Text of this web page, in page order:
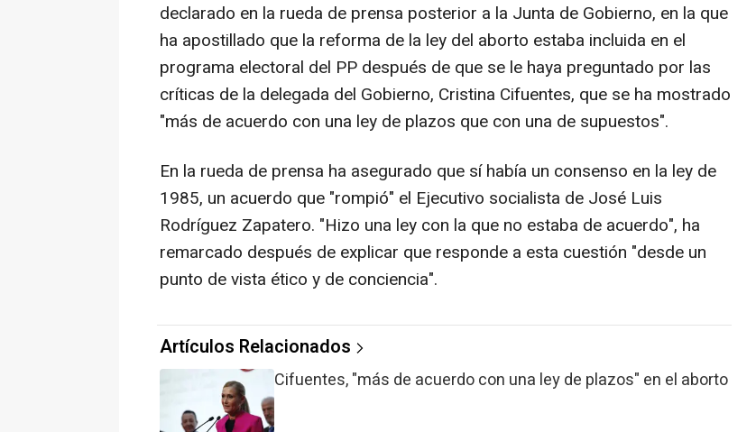
declarado en la rueda de prensa posterior a la Junta de Gobierno, en la que
ha apostillado que la reforma de la ley del aborto estaba incluida en el
programa electoral del PP después de que se le haya preguntado por las
críticas de la delegada del Gobierno, Cristina Cifuentes, que se ha mostrado
"más de acuerdo con una ley de plazos que con una de supuestos".
En la rueda de prensa ha asegurado que sí había un consenso en la ley de
1985, un acuerdo que "rompió" el Ejecutivo socialista de José Luis
Rodríguez Zapatero. "Hizo una ley con la que no estaba de acuerdo", ha
remarcado después de explicar que responde a esta cuestión "desde un
punto de vista ético y de conciencia".
Artículos Relacionados
Cifuentes, "más de acuerdo con una ley de plazos" en el aborto